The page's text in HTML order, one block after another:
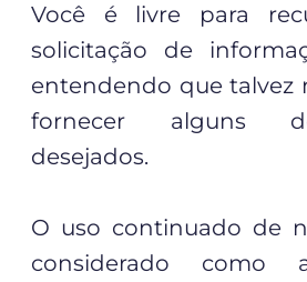
Você é livre para
solicitação de
entendendo que talvez
fornecer alguns
desejados.
O uso continuado de
considerado como